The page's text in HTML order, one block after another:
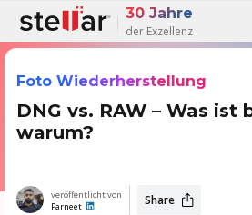
30 Jahre
der Exzellenz
Foto Wiederherstellung
DNG vs. RAW – Was ist
warum?
veröffentlicht von
Parneet Share